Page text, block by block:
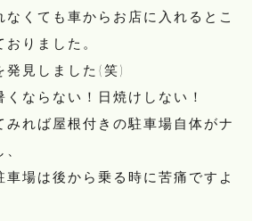
なくても車からお店に入れるとこ
りました。
発見しました(笑)
ならない！日焼けしない！
みれば屋根付きの駐車場自体がナ
車場は後から乗る時に苦痛ですよ